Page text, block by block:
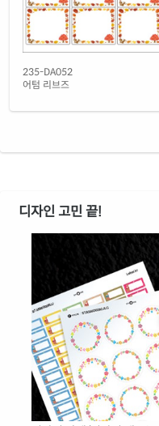
235-DA052
어텀 리브즈
디자인 고민 끝!